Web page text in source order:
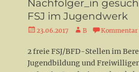
Nachfolger_in
FSJ im Jugendwerk
Veröffentlicht
23.06.2017 Autor
B
2 freie FSJ/BFD-Stellen im
Jugendbildung und